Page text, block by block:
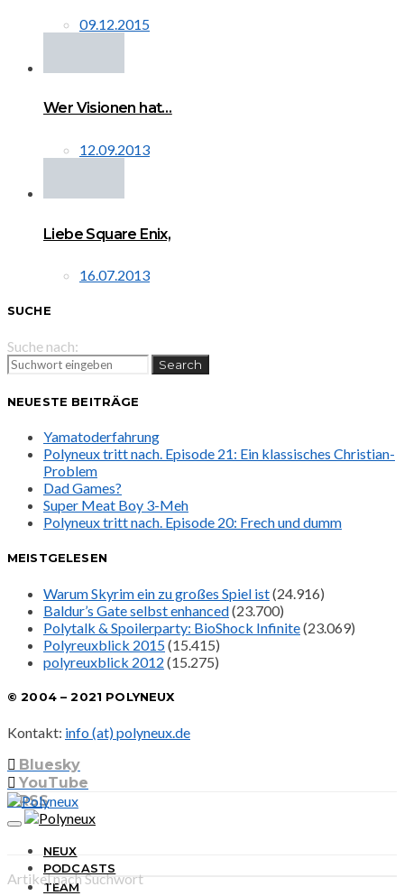
09.12.2015
Wer Visionen hat…
12.09.2013
Liebe Square Enix,
16.07.2013
SUCHE
Suche nach:
Search
NEUESTE BEITRÄGE
Yamatoderfahrung
Polyneux tritt nach. Episode 21: Ein klassisches Christian-
Problem
Dad Games?
Super Meat Boy 3-Meh
Polyneux tritt nach. Episode 20: Frech und dumm
MEISTGELESEN
Warum Skyrim ein zu großes Spiel ist(24.916)
Baldur’s Gate selbst enhanced(23.700)
Polytalk & Spoilerparty: BioShock Infinite(23.069)
Polyreuxblick 2015(15.415)
polyreuxblick 2012 (15.275)
© 2004 – 2021 POLYNEUX
Kontakt: info (at) polyneux.de
Bluesky
YouTube
RSS
NEUX
PODCASTS
TEAM
Artikel nach Suchwort